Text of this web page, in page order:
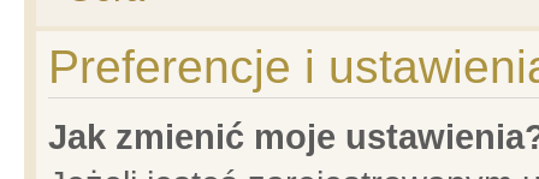
Preferencje i
Jak zmienić moje